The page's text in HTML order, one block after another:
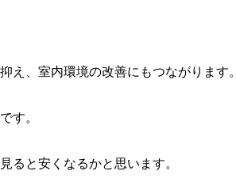
え、室内環境の改善にもつながります。
す。
ると安くなるかと思います。